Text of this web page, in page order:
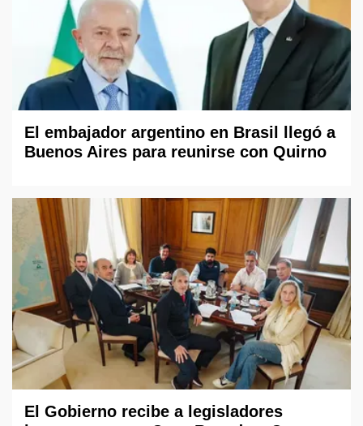
El embajador argentino en Brasil llegó a
Buenos Aires para reunirse con Quirno
El Gobierno recibe a legisladores